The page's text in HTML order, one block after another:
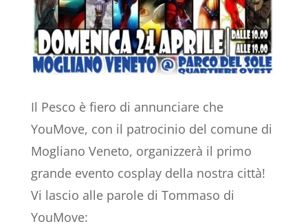
Il Pesco è fiero di annunciare che
YouMove, con il patrocinio del comune di
Mogliano Veneto, organizzerà il primo
grande evento cosplay della nostra città!
Vi lascio alle parole di Tommaso di
YouMove: